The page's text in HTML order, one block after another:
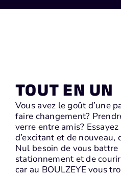
TOUT EN UN
Vous avez le goût d’une
faire changement?
verre entre amis?
d’excitant et de nouveau,
Nul besoin de vous
stationnement et de
car au BOULZEYE vous